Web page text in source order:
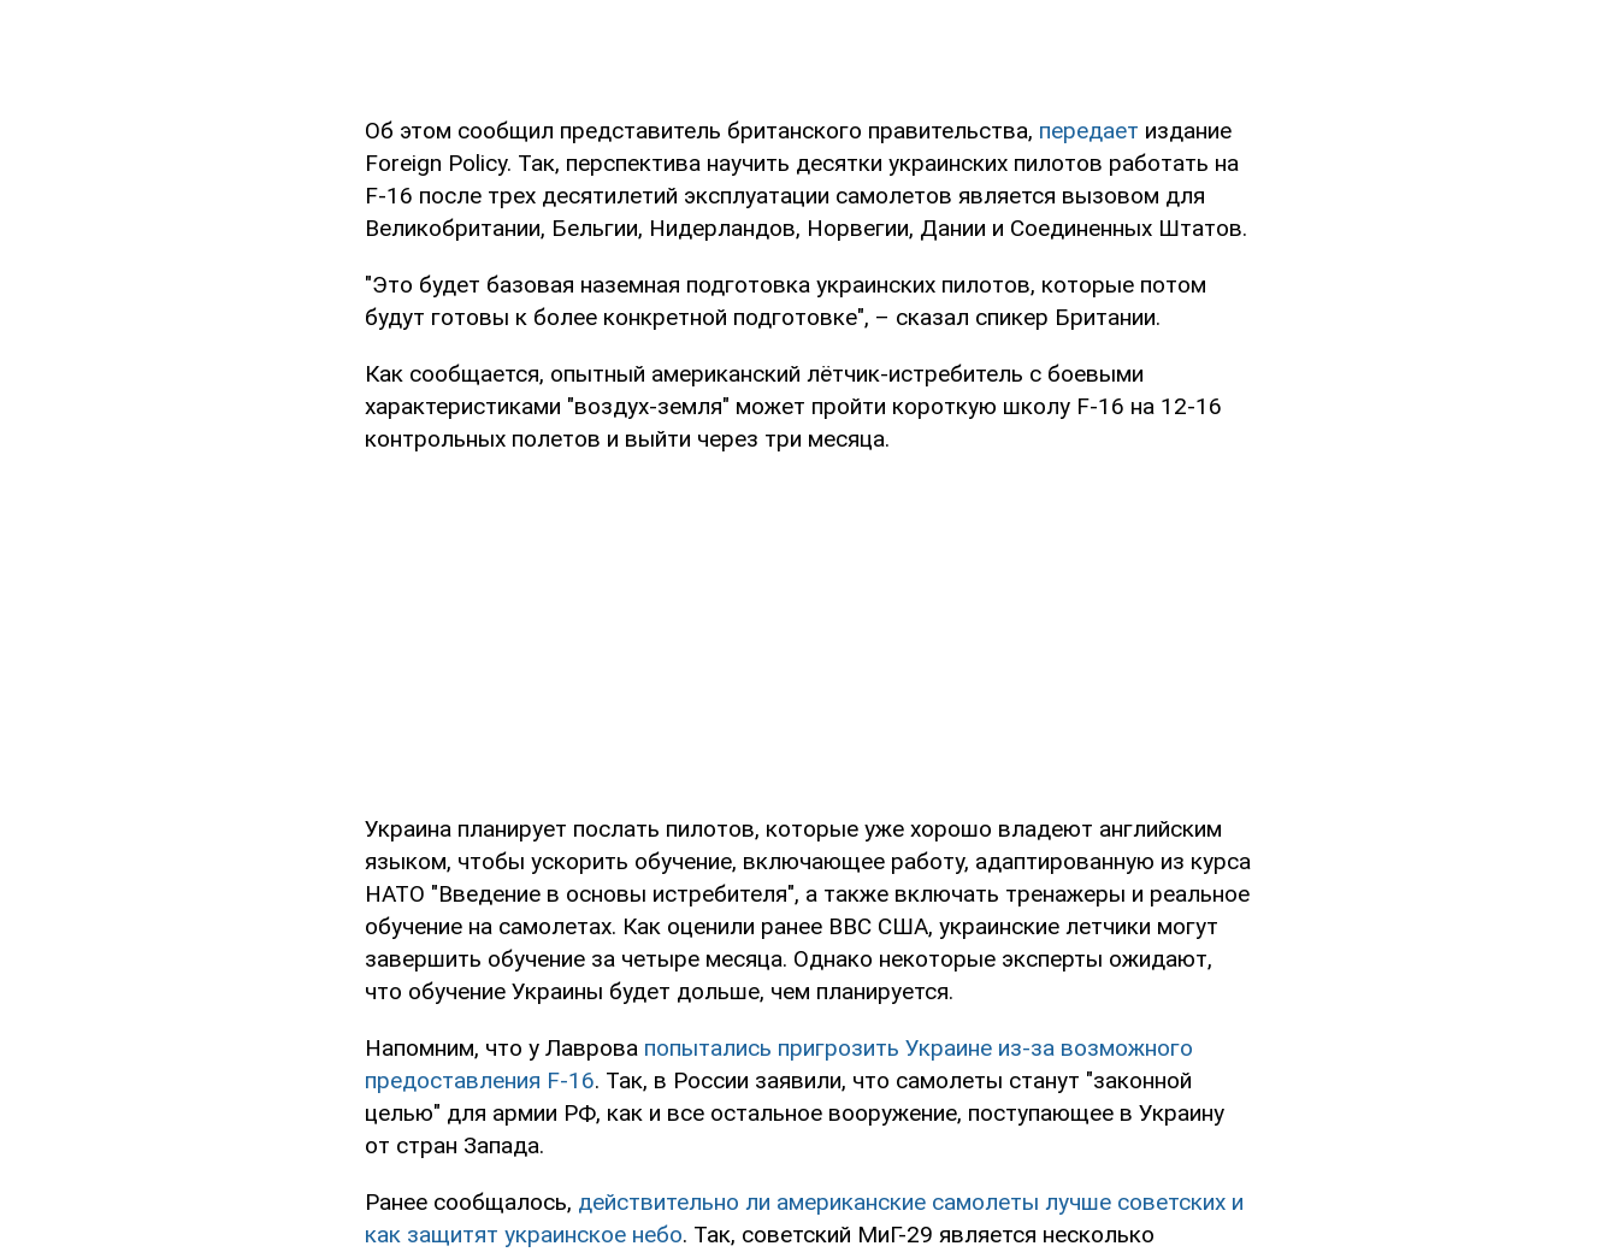
Об этом сообщил представитель британского правительства, передает издание
Foreign Policy. Так, перспектива научить десятки украинских пилотов работать на
F-16 после трех десятилетий эксплуатации самолетов является вызовом для
Великобритании, Бельгии, Нидерландов, Норвегии, Дании и Соединенных Штатов.
"Это будет базовая наземная подготовка украинских пилотов, которые потом
будут готовы к более конкретной подготовке", – сказал спикер Британии.
Как сообщается, опытный американский лётчик-истребитель с боевыми
характеристиками "воздух-земля" может пройти короткую школу F-16 на 12-16
контрольных полетов и выйти через три месяца.
Украина планирует послать пилотов, которые уже хорошо владеют английским
языком, чтобы ускорить обучение, включающее работу, адаптированную из курса
НАТО "Введение в основы истребителя", а также включать тренажеры и реальное
обучение на самолетах. Как оценили ранее ВВС США, украинские летчики могут
завершить обучение за четыре месяца. Однако некоторые эксперты ожидают,
что обучение Украины будет дольше, чем планируется.
Напомним, что у Лаврова попытались пригрозить Украине из-за возможного
предоставления F-16. Так, в России заявили, что самолеты станут "законной
целью" для армии РФ, как и все остальное вооружение, поступающее в Украину
от стран Запада.
Ранее сообщалось, действительно ли американские самолеты лучше советских и
как защитят украинское небо. Так, советский МиГ-29 является несколько